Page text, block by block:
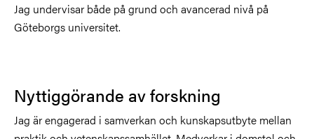
Jag undervisar både på grund och avancerad nivå på
Göteborgs universitet.
Nyttiggörande av forskning
Jag är engagerad i samverkan och kunskapsutbyte mellan